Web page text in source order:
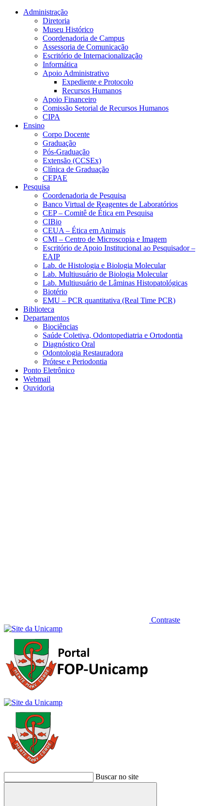
Conteúdo principal Menu principal
Administração
Diretoria
Museu Histórico
Coordenadoria de Campus
Assessoria de Comunicação
Escritório de Internacionalização
Informática
Apoio Administrativo
Expediente e Protocolo
Recursos Humanos
Apoio Financeiro
Comissão Setorial de Recursos Humanos
CIPA
Ensino
Corpo Docente
Graduação
Pós-Graduação
Extensão (CCSEx)
Clínica de Graduação
CEPAE
Pesquisa
Coordenadoria de Pesquisa
Banco Virtual de Reagentes de Laboratórios
CEP – Comitê de Ética em Pesquisa
CIBio
CEUA – Ética em Animais
CMI – Centro de Microscopia e Imagem
Escritório de Apoio Institucional ao Pesquisador –
EAIP
Lab. de Histologia e Biologia Molecular
Lab. Multiusuário de Biologia Molecular
Lab. Multiusuário de Lâminas Histopatológicas
Biotério
EMU – PCR quantitativa (Real Time PCR)
Biblioteca
Departamentos
Biociências
Saúde Coletiva, Odontopediatria e Ortodontia
Diagnóstico Oral
Odontologia Restauradora
Prótese e Periodontia
Ponto Eletrônico
Webmail
Ouvidoria
Contraste
Buscar no site